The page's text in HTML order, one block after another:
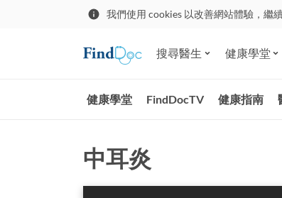
我們使用 cookies 以改善網站體驗，繼
搜尋醫生 健康學堂
健康學堂 FindDocTV 健康指南
中耳炎